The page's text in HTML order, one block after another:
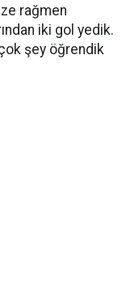
rağmen
iki gol yedik.
şey öğrendik